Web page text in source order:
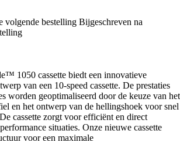
volgende bestelling Bijgeschreven na
1050 cassette biedt een innovatieve
van een 10-speed cassette. De prestaties
worden geoptimaliseerd door de keuze van het
en het ontwerp van de hellingshoek voor snel
cassette zorgt voor efficiënt en direct
situaties. Onze nieuwe cassette
voor een maximale